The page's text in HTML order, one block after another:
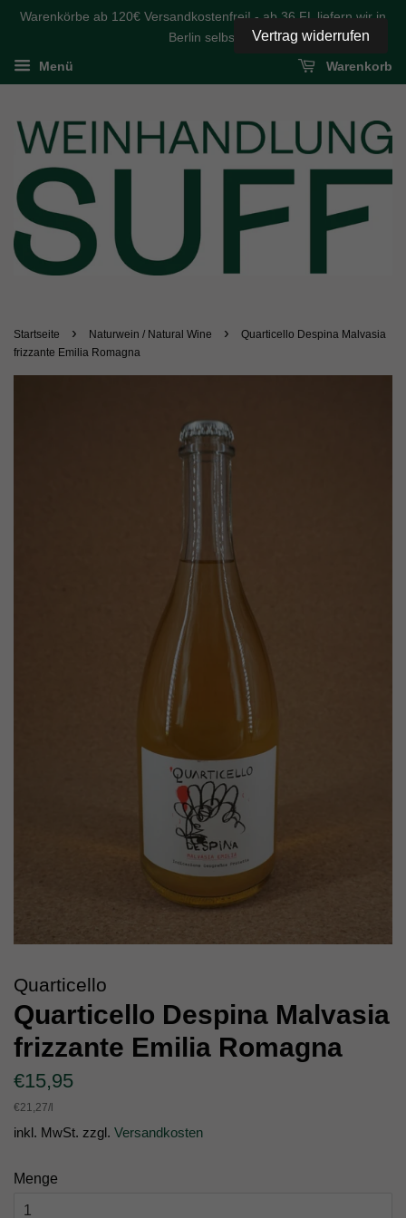
Warenkörbe ab 120€ Versandkostenfrei! - ab 36 FL liefern wir in
Berlin selbst
Menü Warenkorb
Startseite › Naturwein / Natural Wine ›
Quarticello Despina Malvasia
frizzante Emilia Romagna
Quarticello
Quarticello Despina Malvasia
frizzante Emilia Romagna
Normaler
Preis
€15,95
Einzelpreis
€21,27/
inkl. MwSt. zzgl. Versandkosten
Menge
Vertrag widerrufen